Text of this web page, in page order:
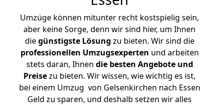
Umzüge können mitunter recht kostspielig sein,
aber keine Sorge, denn wir sind hier, um Ihnen
diegünstigste Lösung zu bieten. Wir sind die
professionellen Umzugsexperten und arbeiten
stets daran, Ihnen die besten Angebote und
Preisezu bieten. Wir wissen, wie wichtig es ist,
bei einem Umzug von Gelsenkirchen nach Essen
Geld zu sparen, und deshalb setzen wir alles